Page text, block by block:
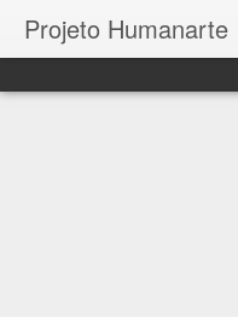
Projeto Humanarte